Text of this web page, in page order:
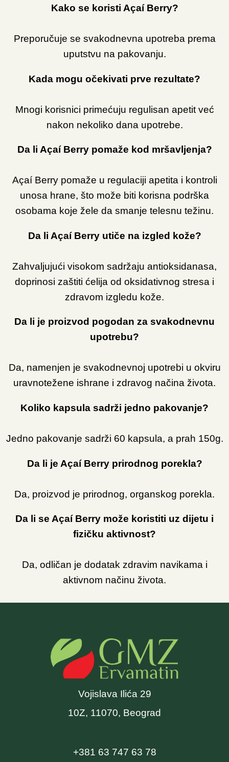
Kako se koristi Açaí Berry?
Preporučuje se svakodnevna upotreba prema
uputstvu na pakovanju.
Kada mogu očekivati prve rezultate?
Mnogi korisnici primećuju regulisan apetit već
nakon nekoliko dana upotrebe.
Da li Açaí Berry pomaže kod mršavljenja?
Açaí Berry pomaže u regulaciji apetita i kontroli
unosa hrane, što može biti korisna podrška
osobama koje žele da smanje telesnu težinu.
Da li Açaí Berry utiče na izgled kože?
Zahvaljujući visokom sadržaju antioksidanasa,
doprinosi zaštiti ćelija od oksidativnog stresa i
zdravom izgledu kože.
Da li je proizvod pogodan za svakodnevnu
upotrebu?
Da, namenjen je svakodnevnoj upotrebi u okviru
uravnotežene ishrane i zdravog načina života.
Koliko kapsula sadrži jedno pakovanje?
Jedno pakovanje sadrži 60 kapsula, a prah 150g.
Da li je Açaí Berry prirodnog porekla?
Da, proizvod je prirodnog, organskog porekla.
Da li se Açaí Berry može koristiti uz dijetu i
fizičku aktivnost?
Da, odličan je dodatak zdravim navikama i
aktivnom načinu života.
Vojislava Ilića 29
10Z, 11070, Beograd
+381 63 747 63 78